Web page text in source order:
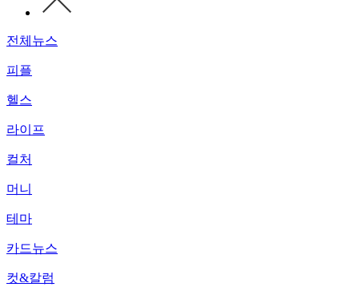
전체뉴스
피플
헬스
라이프
컬처
머니
테마
카드뉴스
컷&칼럼